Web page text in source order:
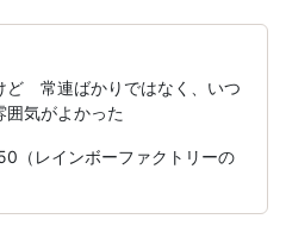
ど 常連ばかりではなく、いつ
囲気がよかった
（レインボーファクトリーの